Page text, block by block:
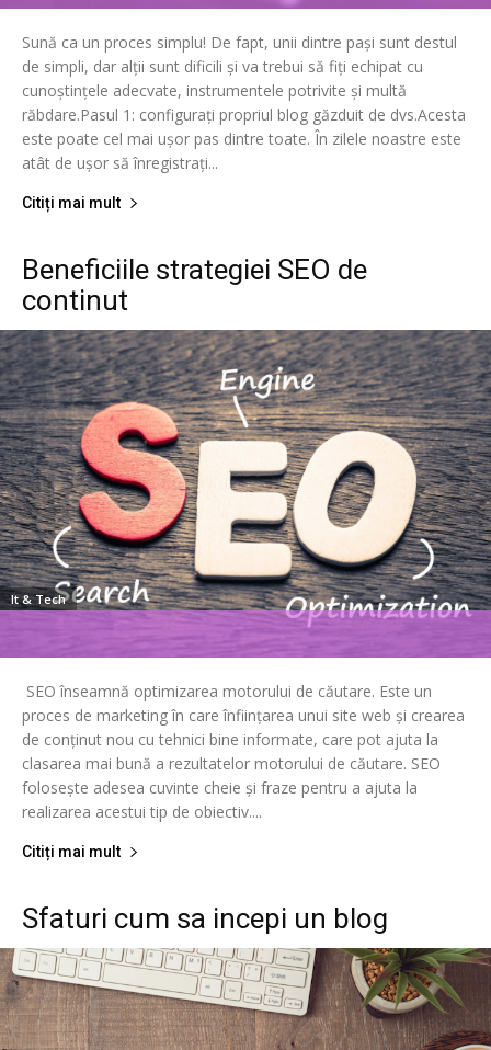
Sună ca un proces simplu! De fapt, unii dintre pași sunt destul
de simpli, dar alții sunt dificili și va trebui să fiți echipat cu
cunoștințele adecvate, instrumentele potrivite și multă
răbdare.Pasul 1: configurați propriul blog găzduit de dvs.Acesta
este poate cel mai ușor pas dintre toate. În zilele noastre este
atât de ușor să înregistrați...
Citiți mai mult
Beneficiile strategiei SEO de
continut
It & Tech
SEO înseamnă optimizarea motorului de căutare. Este un
proces de marketing în care înființarea unui site web și crearea
de conținut nou cu tehnici bine informate, care pot ajuta la
clasarea mai bună a rezultatelor motorului de căutare. SEO
folosește adesea cuvinte cheie și fraze pentru a ajuta la
realizarea acestui tip de obiectiv....
Citiți mai mult
Sfaturi cum sa incepi un blog